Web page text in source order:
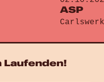
ASP
Laufenden!